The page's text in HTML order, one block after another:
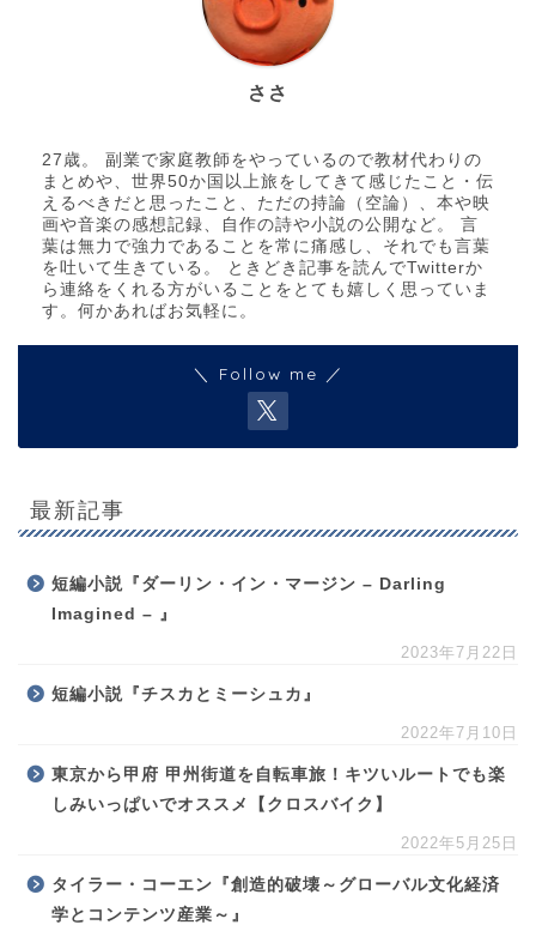
ささ
27歳。 副業で家庭教師をやっているので教材代わりの
まとめや、世界50か国以上旅をしてきて感じたこと・伝
えるべきだと思ったこと、ただの持論（空論）、本や映
画や音楽の感想記録、自作の詩や小説の公開など。 言
葉は無力で強力であることを常に痛感し、それでも言葉
を吐いて生きている。 ときどき記事を読んでTwitterか
ら連絡をくれる方がいることをとても嬉しく思っていま
す。何かあればお気軽に。
＼ Follow me ／
最新記事
短編小説『ダーリン・イン・マージン – Darling
Imagined – 』
2023年7月22日
短編小説『チスカとミーシュカ』
2022年7月10日
東京から甲府 甲州街道を自転車旅！キツいルートでも楽
しみいっぱいでオススメ【クロスバイク】
2022年5月25日
タイラー・コーエン『創造的破壊～グローバル文化経済
学とコンテンツ産業～』